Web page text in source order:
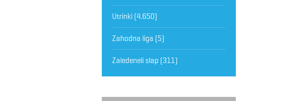
Utrinki(4.650)
Zahodna liga (5)
Zaledeneli slap (311)